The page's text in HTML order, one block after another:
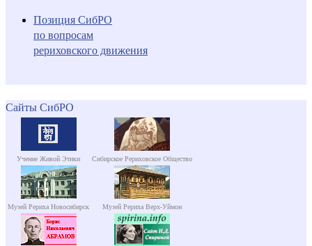
Позиция СибРО
по вопросам
рериховского движения
Сайты СибРО
Учение Живой Этики Сибирское Рериховское Общество
Музей Рериха Новосибирск Музей Рериха Верх-Уймон